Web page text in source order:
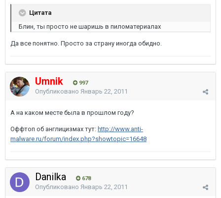
Цитата
Блин, ты просто не шаришь в пиломатериалах
Да все понятно. Просто за страну иногда обидно.
Umnik 997
Опубликовано Январь 22, 2011
А на каком месте была в прошлом году?
Оффтоп об англицизмах тут: http://www.anti-
malware.ru/forum/index.php?showtopic=16648
Danilka 678
Опубликовано Январь 22, 2011